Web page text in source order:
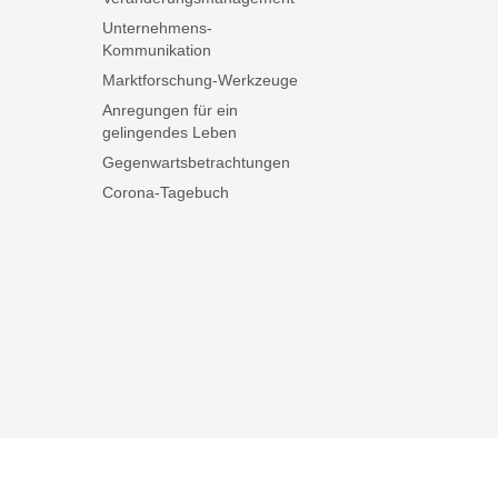
Unternehmens-
Kommunikation
Marktforschung-Werkzeuge
Anregungen für ein
gelingendes Leben
Gegenwartsbetrachtungen
Corona-Tagebuch